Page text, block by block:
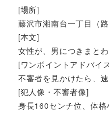
[場所]
藤沢市湘南台一丁目（路
[本文]
女性が、男につきまと
[ワンポイントアドバイ
不審者を見かけたら、
[犯人像・不審者像]
身長160センチ位、体